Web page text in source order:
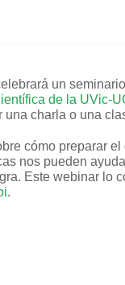
un
de la UVic-
charla o una
cómo preparar
nos pueden
Este webinar lo
.